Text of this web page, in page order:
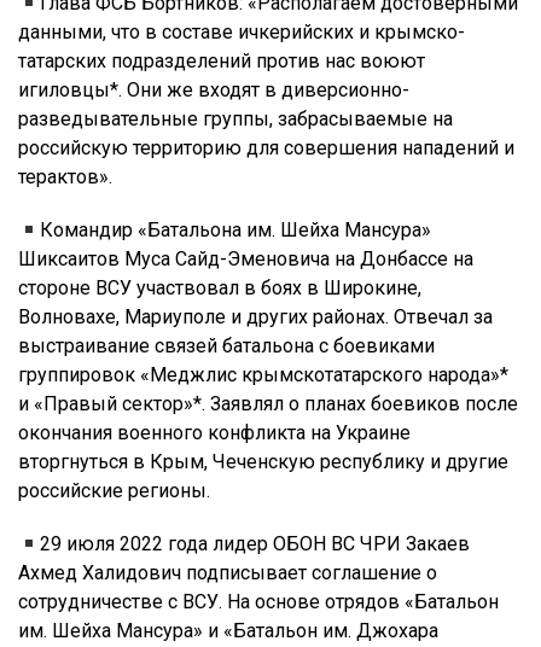
данными, что в составе ичкерийских и крымско-
татарских подразделений против нас воюют
игиловцы*. Они же входят в диверсионно-
разведывательные группы, забрасываемые на
российскую территорию для совершения нападений и
терактов».
Командир «Батальона им. Шейха Мансура»
Шиксаитов Муса Сайд-Эменовича на Донбассе на
стороне ВСУ участвовал в боях в Широкине,
Волновахе, Мариуполе и других районах. Отвечал за
выстраивание связей батальона с боевиками
группировок «Меджлис крымскотатарского народа»*
и «Правый сектор»*. Заявлял о планах боевиков после
окончания военного конфликта на Украине
вторгнуться в Крым, Чеченскую республику и другие
российские регионы.
29 июля 2022 года лидер ОБОН ВС ЧРИ Закаев
Ахмед Халидович подписывает соглашение о
сотрудничестве с ВСУ. На основе отрядов «Батальон
им. Шейха Мансура» и «Батальон им. Джохара